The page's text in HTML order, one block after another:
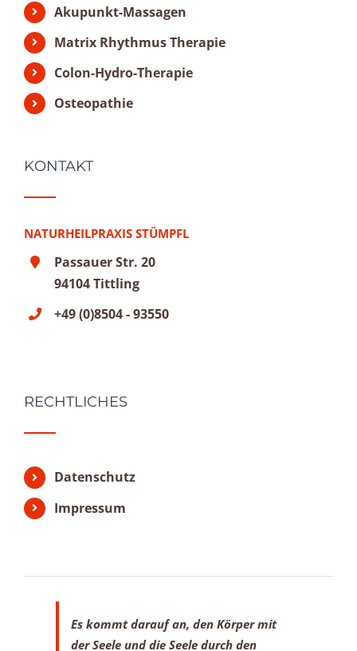
Akupunkt-Massagen
Matrix Rhythmus Therapie
Colon-Hydro-Therapie
Osteopathie
KONTAKT
NATURHEILPRAXIS STÜMPFL
Passauer Str. 20
94104 Tittling
+49 (0)8504 - 93550
RECHTLICHES
Datenschutz
Impressum
Es kommt darauf an, den Körper mit
der Seele und die Seele durch den